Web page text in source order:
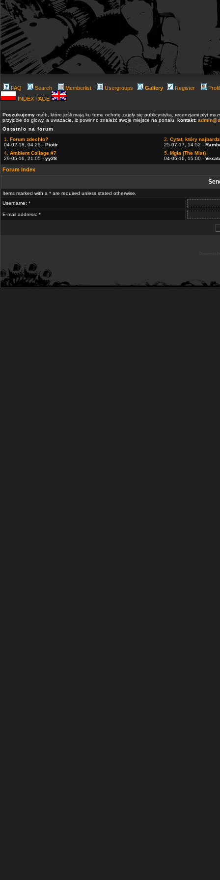
FAQ Search Memberlist Usergroups Gallery Register
INDEX PAGE
Poszukujemy osób, które jeśli mają ku temu ochotę zajęły się publicystyką, recenzjami płyt
przyjdzie do głowy, a uważacie, iż powinno znaleźć swoje miejsce na portalu. kontakt:
Ostatnio na forum
1. Forum zdechło?
04-02-18, 04:25 - Piottr
2. Cytat, który
25-07-17, 14:52 -
4. Ambient Collage #7
29-05-16, 21:05 - yy28
5. Mgla (The Mist)
04-05-16, 15:00 -
Forum Index
Items marked with a * are required unless stated otherwise.
Username: *
E-mail address: *